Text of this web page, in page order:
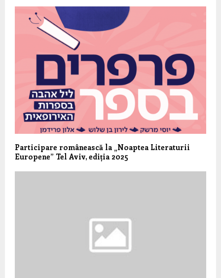
Participare românească la „Noaptea Literaturii
Europene” Tel Aviv, ediția 2025